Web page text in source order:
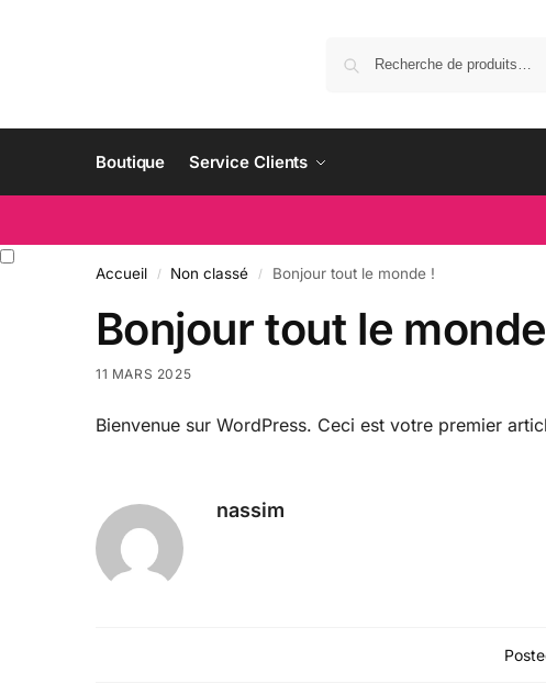
Boutique Service Clients
Accueil / Non classé / Bonjour tout le monde !
Bonjour tout le
11 MARS 2025
Bienvenue sur WordPress. Ceci est votre premier
nassim